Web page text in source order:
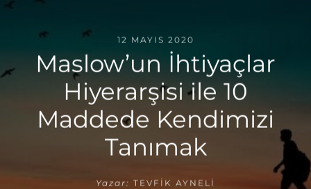
12 MAYIS 2020
Maslow’un İhtiyaçlar
Hiyerarşisi ile 10
Maddede Kendimizi
Tanımak
Yazar: TEVFIK AYNELI